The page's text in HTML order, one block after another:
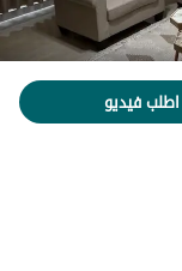
اطلب فيديو